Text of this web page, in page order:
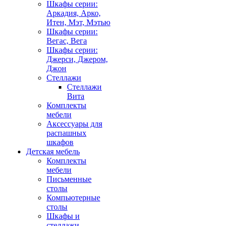
Шкафы серии:
Аркадия, Арко,
Итен, Мэт, Мэтью
Шкафы серии:
Вегас, Вега
Шкафы серии:
Джерси, Джером,
Джон
Стеллажи
Стеллажи
Вита
Комплекты
мебели
Аксессуары для
распашных
шкафов
Детская мебель
Комплекты
мебели
Письменные
столы
Компьютерные
столы
Шкафы и